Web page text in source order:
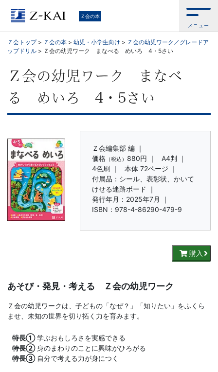
学
習
参
考
書
ら、
語
学
書、
小
学
生
向
Ｚ会の本
メニュー
Ｚ会トップ> Ｚ会の本 > 幼児・小学生向け > Ｚ会の幼児ワーク／グレードア
ップドリル > Ｚ会の幼児ワーク まなべる めいろ 4・5さい
Ｚ会の幼児ワーク まなべ
る めいろ 4・5さい
Ｚ会編集部 編 ｜
価格 （税込） 880円 ｜
A4判 ｜
4色刷 ｜
本体 72ページ ｜
付属品：シール、表彰状、かいて
けせる迷路ボード ｜
発行年月：2025年7月 ｜
ISBN：978-4-86290-479-9
購入
あそび・発見・考える Ｚ会の幼児ワーク
Ｚ会の幼児ワークは、子どもの「なぜ？」「知りたい」をふくら
ませ、未知の世界を切り拓く力を育みます。
特長①学ぶおもしろさを実感できる
特長②身のまわりのことに興味がひろがる
特長③自分で考える力が身につく